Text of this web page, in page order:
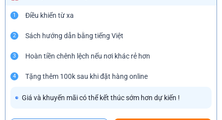
1 Điều khiển từ xa
2 Sách hướng dẫn bằng tiếng Việt
3 Hoàn tiền chênh lệch nếu nơi khác rẻ hơn
4 Tặng thêm 100k sau khi đặt hàng online
Giá và khuyến mãi có thể kết thúc sớm hơn dự kiến !